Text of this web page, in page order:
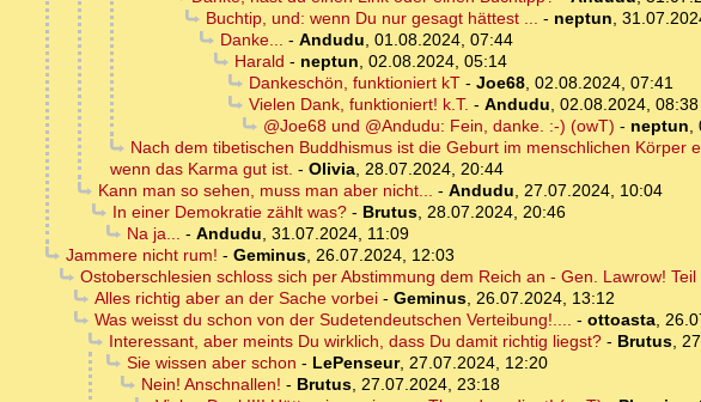
Buchtip, und: wenn Du nur gesagt hättest ... - neptun,
Danke... - Andudu, 01.08.2024, 07:44
Harald - neptun, 02.08.2024, 05:14
Dankeschön, funktioniert kT- Joe68, 02.08.2024, 07:41
Vielen Dank, funktioniert! k.T. - Andudu, 02.08.2024, 08:38
@Joe68 und @Andudu: Fein, danke. :-) (owT) - neptun,
Nach dem tibetischen Buddhismus ist die Geburt im menschlichen
wenn das Karma gut ist. - Olivia, 28.07.2024, 20:44
Kann man so sehen, muss man aber nicht... - Andudu, 27.07.2024, 10:04
In einer Demokratie zählt was?- Brutus, 28.07.2024, 20:46
Na ja... - Andudu, 31.07.2024, 11:09
Jammere nicht rum! - Geminus, 26.07.2024, 12:03
Ostoberschlesien schloss sich per Abstimmung dem Reich an - Gen. Lawrow!
Alles richtig aber an der Sache vorbei- Geminus, 26.07.2024, 13:12
Was weisst du schon von der Sudetendeutschen Verteibung!.... - ottoasta,
Interessant, aber meints Du wirklich, dass Du damit richtig liegst?- Brutus,
Sie wissen aber schon - LePenseur, 27.07.2024, 12:20
Nein! Anschnallen! - Brutus, 27.07.2024, 23:18